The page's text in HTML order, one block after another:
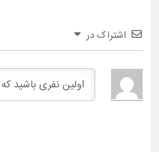
اشتراک در